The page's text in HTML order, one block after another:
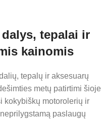
tepalai ir
kainomis
tepalų ir aksesuarų
metų patirtimi šioje
kokybiškų motorolerių ir
paslaugų